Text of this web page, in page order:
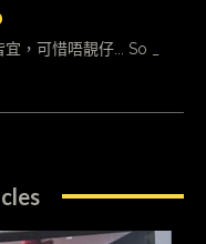
，可惜唔靚仔... So _